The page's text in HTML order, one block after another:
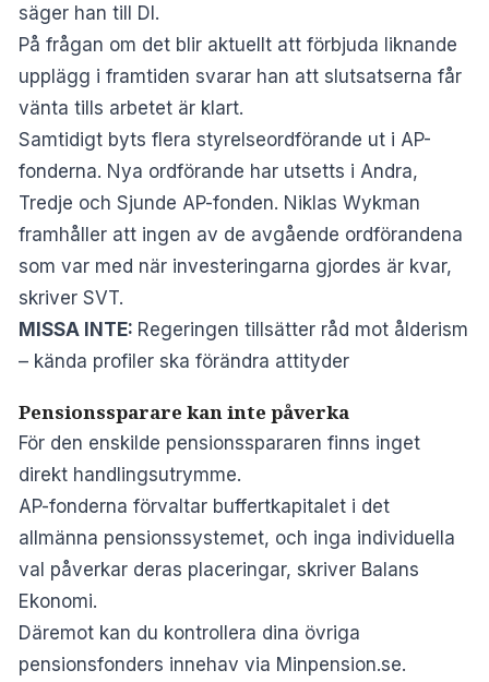
säger han till DI.
På frågan om det blir aktuellt att förbjuda liknande
upplägg i framtiden svarar han att slutsatserna får
vänta tills arbetet är klart.
Samtidigt byts flera styrelseordförande ut i AP-
fonderna. Nya ordförande har utsetts i Andra,
Tredje och Sjunde AP-fonden. Niklas Wykman
framhåller att ingen av de avgående ordförandena
som var med när investeringarna gjordes är kvar,
skriver SVT.
MISSA INTE: Regeringen tillsätter råd mot ålderism
– kända profiler ska förändra attityder
Pensionssparare kan inte påverka
För den enskilde pensionsspararen finns inget
direkt handlingsutrymme.
AP-fonderna förvaltar buffertkapitalet i det
allmänna pensionssystemet, och inga individuella
val påverkar deras placeringar, skriver Balans
Ekonomi.
Däremot kan du kontrollera dina övriga
pensionsfonders innehav via Minpension.se.